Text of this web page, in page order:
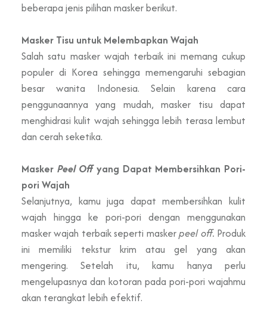
beberapa jenis pilihan masker berikut.
Masker Tisu untuk Melembapkan Wajah
Salah satu masker wajah terbaik ini memang cukup
populer di Korea sehingga memengaruhi sebagian
besar wanita Indonesia. Selain karena cara
penggunaannya yang mudah, masker tisu dapat
menghidrasi kulit wajah sehingga lebih terasa lembut
dan cerah seketika.
Masker Peel Offyang Dapat Membersihkan Pori-
pori Wajah
Selanjutnya, kamu juga dapat membersihkan kulit
wajah hingga ke pori-pori dengan menggunakan
masker wajah terbaik seperti maskerpeel off. Produk
ini memiliki tekstur krim atau gel yang akan
mengering. Setelah itu, kamu hanya perlu
mengelupasnya dan kotoran pada pori-pori wajahmu
akan terangkat lebih efektif.